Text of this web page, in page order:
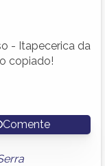
- Itapecerica da
copiado!
Comente